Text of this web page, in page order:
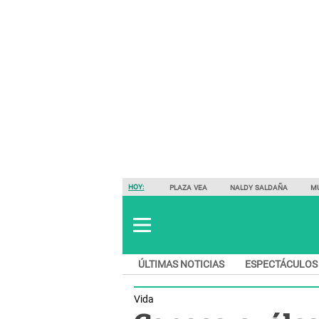
HOY: PLAZA VEA NALDY SALDAÑA
ÚLTIMAS NOTICIAS ESPECTÁCULOS
Vida